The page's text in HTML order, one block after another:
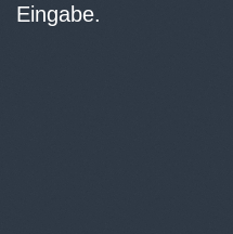
Eingabe.